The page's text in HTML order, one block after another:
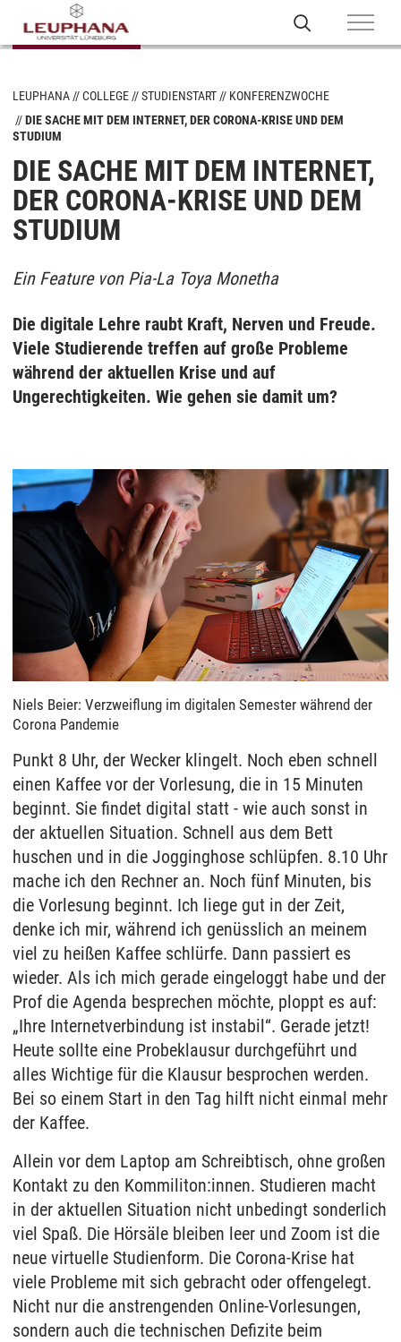
LEUPHANA COLLEGE STUDIENSTART
KONFERENZWOCHE
DIE SACHE MIT DEM INTERNET, DER CORONA-KRISE UND DEM
STUDIUM
DIE SACHE MIT DEM INTERNET,
DER CORONA-KRISE UND DEM
STUDIUM
Ein Feature von Pia-La Toya Monetha
Die digitale Lehre raubt Kraft, Nerven und Freude.
Viele Studierende treffen auf große Probleme
während der aktuellen Krise und auf
Ungerechtigkeiten. Wie gehen sie damit um?
Niels Beier: Verzweiflung im digitalen Semester während der
Corona Pandemie
Punkt 8 Uhr, der Wecker klingelt. Noch eben schnell
einen Kaffee vor der Vorlesung, die in 15 Minuten
beginnt. Sie findet digital statt - wie auch sonst in
der aktuellen Situation. Schnell aus dem Bett
huschen und in die Jogginghose schlüpfen. 8.10 Uhr
mache ich den Rechner an. Noch fünf Minuten, bis
die Vorlesung beginnt. Ich liege gut in der Zeit,
denke ich mir, während ich genüsslich an meinem
viel zu heißen Kaffee schlürfe. Dann passiert es
wieder. Als ich mich gerade eingeloggt habe und der
Prof die Agenda besprechen möchte, ploppt es auf:
„Ihre Internetverbindung ist instabil“. Gerade jetzt!
Heute sollte eine Probeklausur durchgeführt und
alles Wichtige für die Klausur besprochen werden.
Bei so einem Start in den Tag hilft nicht einmal mehr
der Kaffee.
Allein vor dem Laptop am Schreibtisch, ohne großen
Kontakt zu den Kommiliton:innen. Studieren macht
in der aktuellen Situation nicht unbedingt sonderlich
viel Spaß. Die Hörsäle bleiben leer und Zoom ist die
neue virtuelle Studienform. Die Corona-Krise hat
viele Probleme mit sich gebracht oder offengelegt.
Nicht nur die anstrengenden Online-Vorlesungen,
sondern auch die technischen Defizite beim